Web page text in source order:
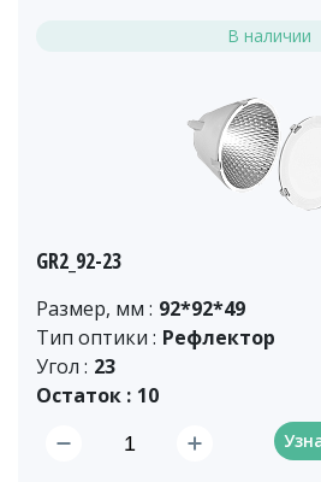
В наличии
GR2_92-23
Размер, мм : 92*92*49
Тип оптики : Рефлектор
Угол : 23
Остаток : 10